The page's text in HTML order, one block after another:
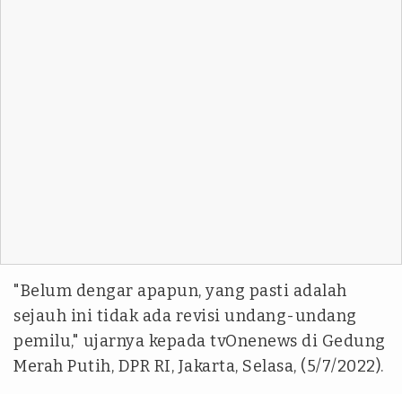
"Belum dengar apapun, yang pasti adalah
sejauh ini tidak ada revisi undang-undang
pemilu," ujarnya kepada tvOnenews di Gedung
Merah Putih, DPR RI, Jakarta, Selasa, (5/7/2022).